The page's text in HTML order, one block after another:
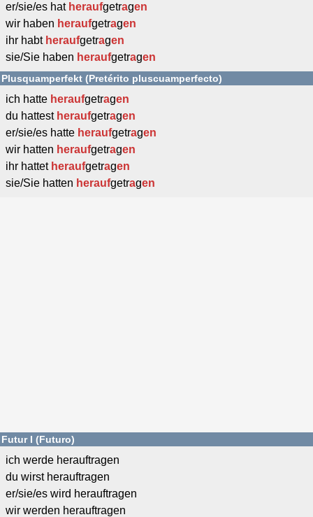
er/sie/es hat heraufgetragen
wir haben heraufgetragen
ihr habt heraufgetragen
sie/Sie haben heraufgetragen
Plusquamperfekt (Pretérito pluscuamperfecto)
ich hatte heraufgetragen
du hattest heraufgetragen
er/sie/es hatte heraufgetragen
wir hatten heraufgetragen
ihr hattet heraufgetragen
sie/Sie hatten heraufgetragen
Futur I (Futuro)
ich werde herauftragen
du wirst herauftragen
er/sie/es wird herauftragen
wir werden herauftragen